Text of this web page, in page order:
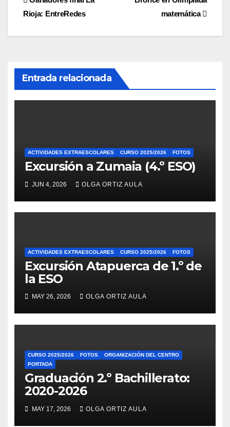
de
matemática
Rioja: EntreRedes
Entrada relacionada
ACTIVIDADES EXTRAESCOLARES CURSO 2025/2026 FOTOS
Excursión a Zumaia (4.º ESO)
JUN 4, 2026 OLGA ORTIZ AULA
ACTIVIDADES EXTRAESCOLARES CURSO 2025/2026 FOTOS
Excursión Atapuerca de 1.º de
la ESO
MAY 26, 2026 OLGA ORTIZ AULA
CURSO 2025/2026 FOTOS
ORGANIZACIÓN DEL CENTRO
PORTADA
Graduación 2.º Bachillerato:
2020-2026
MAY 17, 2026 OLGA ORTIZ AULA